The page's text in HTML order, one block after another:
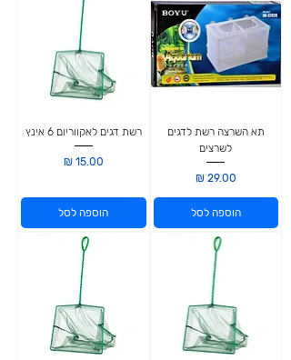
תא השרצה רשת לדגים
לשרצים
מחיר
הוספה לסל
רשת דגים לאקווריום 6 אינץ
מחיר
הוספה לסל